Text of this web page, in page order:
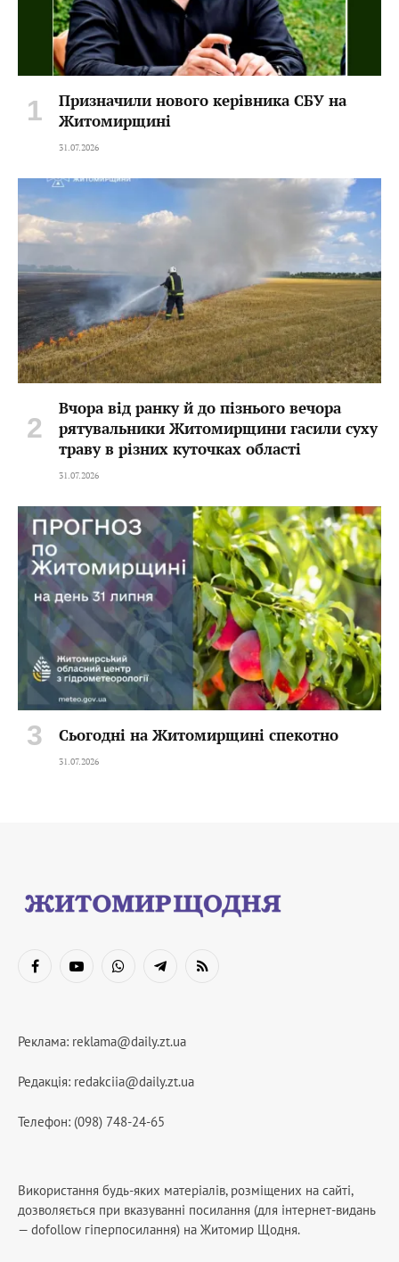
Призначили нового керівника СБУ на
Житомирщині
31.07.2026
Вчора від ранку й до пізнього вечора
рятувальники Житомирщини гасили суху
траву в різних куточках області
31.07.2026
Сьогодні на Житомирщині спекотно
31.07.2026
FacebookYouTubeWhatsAppTelegramRSS
Реклама: reklama@daily.zt.ua
Редакція: redakciia@daily.zt.ua
Телефон: (098) 748-24-65
Використання будь-яких матеріалів, розміщених на сайті,
дозволяється при вказуванні посилання (для інтернет-видань
— dofollow гіперпосилання) на Житомир Щодня.